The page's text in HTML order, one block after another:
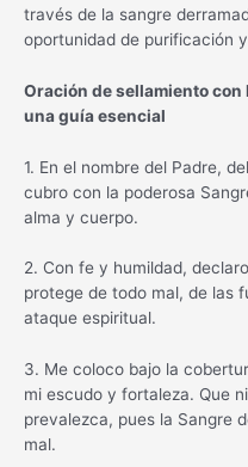
través de la sangre
oportunidad de purificación
Oración de sellamiento con
una guía esencial
1. En el nombre del Padre,
cubro con la poderosa
alma y cuerpo.
2. Con fe y humildad,
protege de todo mal, de las
ataque espiritual.
3. Me coloco bajo la
mi escudo y fortaleza. Que
prevalezca, pues la Sangre
mal.